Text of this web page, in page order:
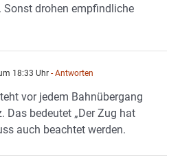
drohen empfindliche
18:33 Uhr - Antworten
vor jedem Bahnübergang
Das bedeutet „Der Zug hat
auch beachtet werden.